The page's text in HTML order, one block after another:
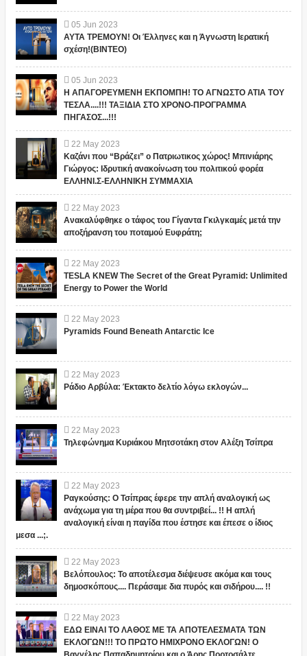
05 Jun 2023
ΑΥΤΑ ΤΡΕΜΟΥΝ! Οι Έλληνες και η Άγνωστη Ιερατική
σχέση!(ΒΙΝΤΕΟ)
05 Jun 2023
Η ΑΠΑΓΟΡΕΥΜΕΝΗ ΕΚΠΟΜΠΗ! ΤΟ ΑΓΝΩΣΤΟ ΑΤΙΑ ΤΟΥ
ΤΕΣΛΑ....!!! ΤΑΞΙΔΙΑ ΣΤΟ ΧΡΟΝΟ-ΠΡΟΓΡΑΜΜΑ
ΠΗΓΑΣΟΣ...!!!
22 May 2023
Καζάνι που “Βράζει” ο Πατριωτικος χώρος! Μπινιάρης
Γιώργος: Ιδρυτική ανακοίνωση του πολιτικού φορέα
ΕΛΛΗΝΙ.Σ-ΕΛΛΗΝΙΚΗ ΣΥΜΜΑΧΙΑ
22 May 2023
Ανακαλύφθηκε ο τάφος του Γίγαντα Γκιλγκαμές μετά την
αποξήρανση του ποταμού Ευφράτη;
22 May 2023
TESLA KNEW The Secret of the Great Pyramid: Unlimited
Energy to Power the World
22 May 2023
Pyramids Found Beneath Antarctic Ice
22 May 2023
Ράδιο Αρβύλα: Έκτακτο δελτίο λόγω εκλογών...
22 May 2023
Τηλεφώνημα Κυριάκου Μητσοτάκη στον Αλέξη Τσίπρα
22 May 2023
Ραγκούσης: Ο Τσίπρας έφερε την απλή αναλογική ως
ανάχωμα για τη μέρα που θα συντριβεί... !! Η απλή
αναλογική είναι η παγίδα που έστησε και έπεσε ο ίδιος
μεσα ...;.
22 May 2023
Βελόπουλος: Το αποτέλεσμα διέψευσε ακόμα και τους
δημοσκόπους.... Περάσαμε δια πυρός και σιδήρου.... !!
22 May 2023
ΕΔΩ ΕΙΝΑΙ ΤΟ ΛΑΘΟΣ ΜΕ ΤΑ ΑΠΟΤΕΛΕΣΜΑΤΑ ΤΩΝ
ΕΚΛΟΓΩΝ!!! ΤΟ ΠΡΩΤΟ ΗΜΙΧΡΟΝΟ ΕΚΛΟΓΩΝ! Ο